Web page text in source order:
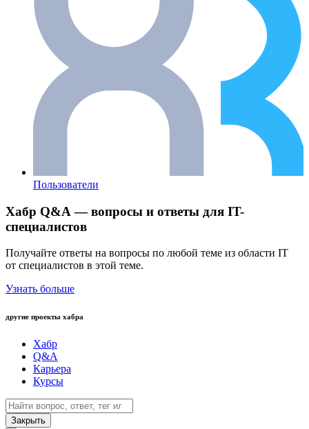
Пользователи
Хабр Q&A — вопросы и ответы для IT-
специалистов
Получайте ответы на вопросы по любой теме из области IT
от специалистов в этой теме.
Узнать больше
другие проекты хабра
Хабр
Q&A
Карьера
Курсы
Закрыть